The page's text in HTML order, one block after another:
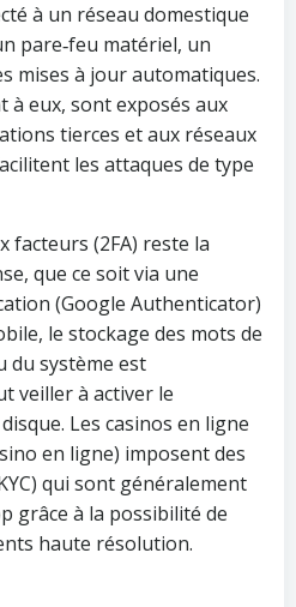
à un réseau domestique
pare‑feu matériel, un
mises à jour automatiques.
à eux, sont exposés aux
tierces et aux réseaux
les attaques de type
facteurs (2FA) reste la
que ce soit via une
(Google Authenticator)
le stockage des mots de
du système est
veiller à activer le
Les casinos en ligne
en ligne) imposent des
qui sont généralement
grâce à la possibilité de
haute résolution.